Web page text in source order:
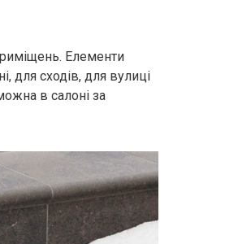
Елементи
для сходів, для вулиці
в салоні за